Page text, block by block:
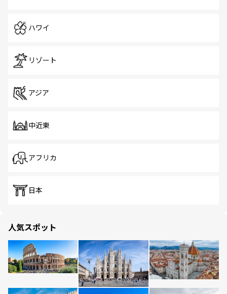
ハワイ
リゾート
アジア
中近東
アフリカ
日本
人気スポット